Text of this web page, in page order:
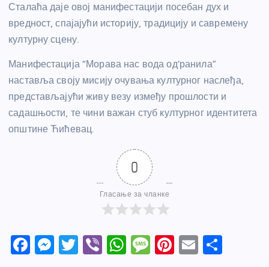
Сталаћа даје овој манифестацији посебан дух и
вредност, спајајући историју, традицију и савремену
културну сцену.
Манифестација “Морава нас вода од’ранила”
наставља своју мисију очувања културног наслеђа,
представљајући живу везу између прошлости и
садашњости, те чини важан стуб културног идентитета
општине Ћићевац.
0
Гласање за чланке
F
M T
Vi W M Pi E